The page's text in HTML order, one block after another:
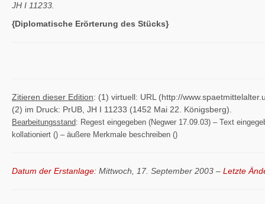
JH I 11233.
{Diplomatische Erörterung des Stücks}
Zitieren dieser Edition: (1) virtuell: URL (http://
(2) im Druck: PrUB, JH I 11233 (1452 Mai 22. Königsberg).
Bearbeitungsstand: Regest eingegeben (Negwer 17.09.03) – Text
kollationiert () – äußere Merkmale beschreiben ()
Datum der Erstanlage: Mittwoch, 17. September 2003 – Letzte